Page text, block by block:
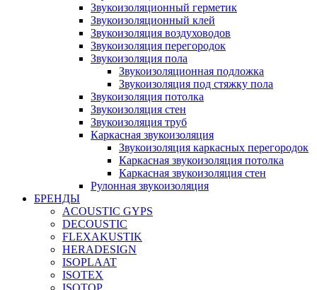
Звукоизоляционный герметик
Звукоизоляционный клей
Звукоизоляция воздуховодов
Звукоизоляция перегородок
Звукоизоляция пола
Звукоизоляционная подложка
Звукоизоляция под стяжку пола
Звукоизоляция потолка
Звукоизоляция стен
Звукоизоляция труб
Каркасная звукоизоляция
Звукоизоляция каркасных перегородок
Каркасная звукоизоляция потолка
Каркасная звукоизоляция стен
Рулонная звукоизоляция
БРЕНДЫ
ACOUSTIC GYPS
DECOUSTIC
FLEXAKUSTIK
HERADESIGN
ISOPLAAT
ISOTEX
ISOTOP